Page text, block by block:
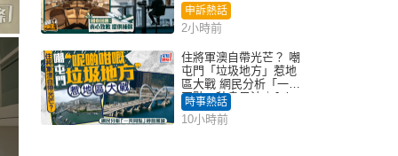
申訴熱話
2小時前
住將軍澳自帶光芒？ 嘲
屯門「垃圾地方」惹地
區大戰 網民分析「一共
同點」秒息風波｜Juicy
叮
時事熱話
10小時前